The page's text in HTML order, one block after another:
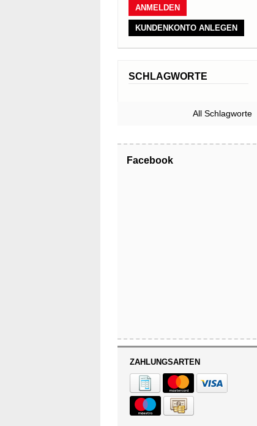
KUNDENKONTO ANLEGEN
SCHLAGWORTE
All Schlagworte
Facebook
ZAHLUNGSARTEN